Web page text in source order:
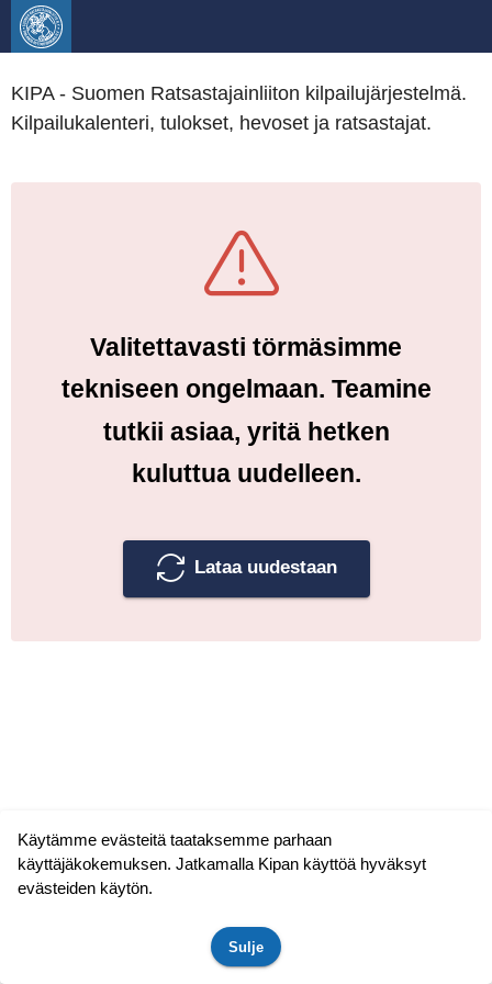
KIPA - Suomen Ratsastajainliiton kilpailujärjestelmä.
Kilpailukalenteri, tulokset, hevoset ja ratsastajat.
Valitettavasti törmäsimme
tekniseen ongelmaan. Teamine
tutkii asiaa, yritä hetken
kuluttua uudelleen.
Lataa uudestaan
Käytämme evästeitä taataksemme parhaan
käyttäjäkokemuksen. Jatkamalla Kipan käyttöä hyväksyt
evästeiden käytön.
Sulje